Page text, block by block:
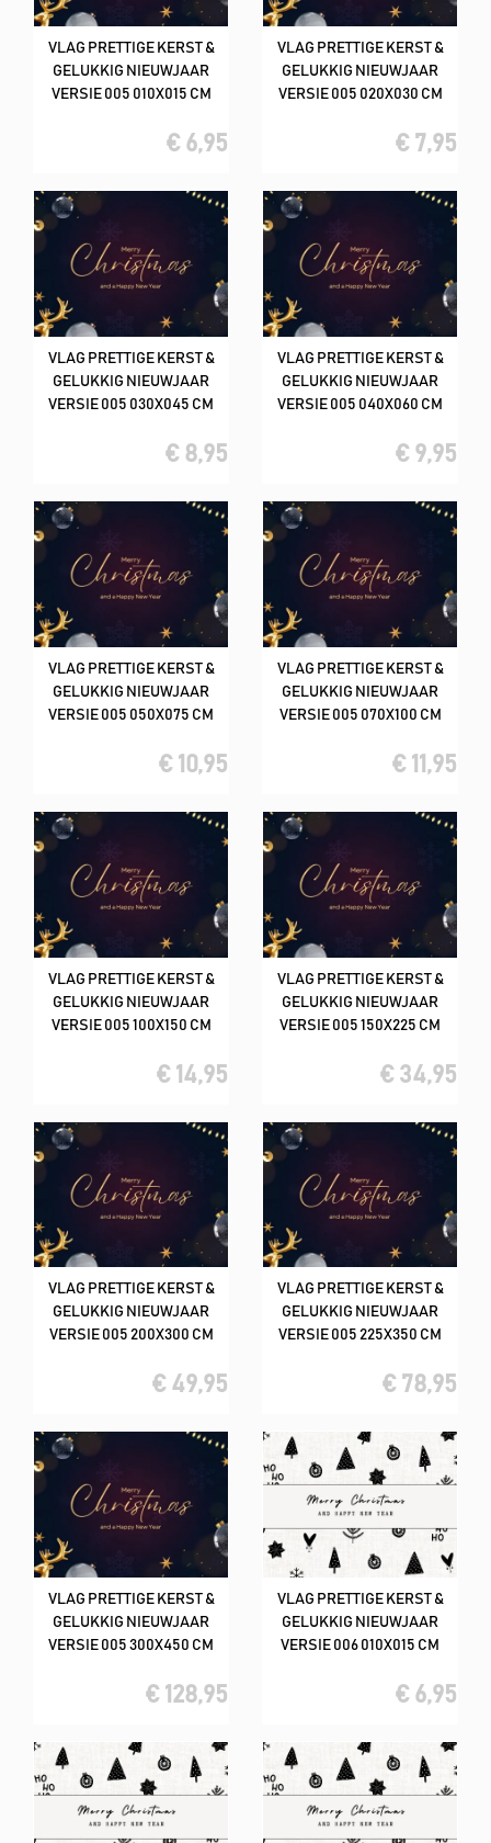
VLAG PRETTIGE KERST &
GELUKKIG NIEUWJAAR
VERSIE 005 010X015 CM
€ 6,95
VLAG PRETTIGE KERST &
GELUKKIG NIEUWJAAR
VERSIE 005 020X030 CM
€ 7,95
VLAG PRETTIGE KERST &
GELUKKIG NIEUWJAAR
VERSIE 005 030X045 CM
€ 8,95
VLAG PRETTIGE KERST &
GELUKKIG NIEUWJAAR
VERSIE 005 040X060 CM
€ 9,95
VLAG PRETTIGE KERST &
GELUKKIG NIEUWJAAR
VERSIE 005 050X075 CM
€ 10,95
VLAG PRETTIGE KERST &
GELUKKIG NIEUWJAAR
VERSIE 005 070X100 CM
€ 11,95
VLAG PRETTIGE KERST &
GELUKKIG NIEUWJAAR
VERSIE 005 100X150 CM
€ 14,95
VLAG PRETTIGE KERST &
GELUKKIG NIEUWJAAR
VERSIE 005 150X225 CM
€ 34,95
VLAG PRETTIGE KERST &
GELUKKIG NIEUWJAAR
VERSIE 005 200X300 CM
€ 49,95
VLAG PRETTIGE KERST &
GELUKKIG NIEUWJAAR
VERSIE 005 225X350 CM
€ 78,95
VLAG PRETTIGE KERST &
GELUKKIG NIEUWJAAR
VERSIE 005 300X450 CM
€ 128,95
VLAG PRETTIGE KERST &
GELUKKIG NIEUWJAAR
VERSIE 006 010X015 CM
€ 6,95